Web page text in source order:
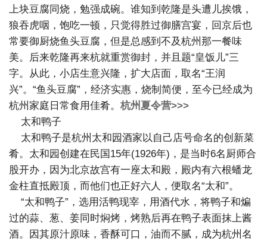
上块豆腐同烧，勉强成碗。谁知到乾隆是头遭儿挨饿，
狼吞虎咽，饱吃一顿，只觉得胜过御膳宫宴，回京后也
常要御厨烧鱼头豆腐，但是总感到不及杭州那一餐味
美。后来乾隆再来杭就重赏御封，并且题“皇饭儿”三
字。从此，小店生意兴隆，扩大店面，取名“王润
兴”。“鱼头豆腐”，经济实惠，烧制简便，至今已经成为
杭州家庭日常食用佳肴。 杭州夏令营>>>
太和鸭子
太和鸭子是杭州太和园酒家以自己店号命名的创新菜
肴。太和园创建在民国15年(1926年)，是当时6名厨师合
股开办，因为北京故宫有一座太和殿，殿内有六根蟠龙
金柱直抵殿顶，而他们也正好六人，便取名“太和”。
“太和鸭子”，选用活鸭现宰，用酒代水，将鸭子和煸
过的蒜、葱、姜同时焖烤，烤熟后再在鸭子表面抹上酱
酒。因其原汁原味，香酥可口，油而不腻，成为杭州名